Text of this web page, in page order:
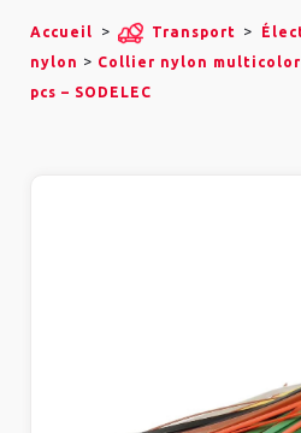
Accueil > Transport >
nylon > Collier nylon
pcs – SODELEC